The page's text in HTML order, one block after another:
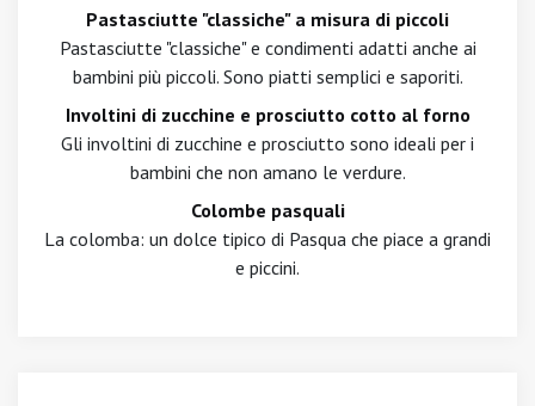
Pastasciutte "classiche" a misura di piccoli
Pastasciutte "classiche" e condimenti adatti anche ai
bambini più piccoli. Sono piatti semplici e saporiti.
Involtini di zucchine e prosciutto cotto al forno
Gli involtini di zucchine e prosciutto sono ideali per i
bambini che non amano le verdure.
Colombe pasquali
La colomba: un dolce tipico di Pasqua che piace a grandi
e piccini.